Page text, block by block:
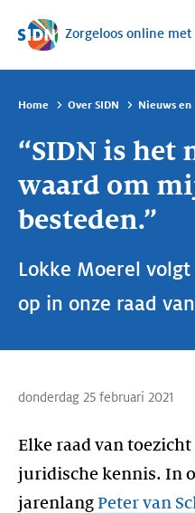
Sla navigatie over
Zorgeloos online met
Home Over SIDN Nieuws en
“SIDN is het
waard om
besteden.”
Lokke Moerel
op in onze raad
donderdag 25 februari 2021
Elke raad van
juridische kennis. In
jarenlang Peter van